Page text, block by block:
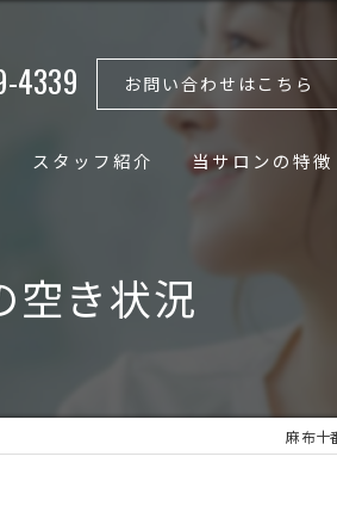
4339 お問い合わせはこちら
スタッフ紹介 当サロンの特徴
小顔
空き状況
麻布十